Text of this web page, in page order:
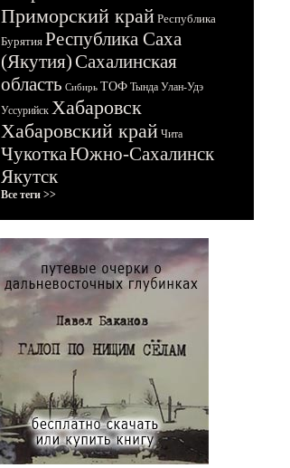
Приморский край Республика
Бурятия Республика Саха
(Якутия)Сахалинская
область Сибирь ТОФ Тында Улан-Удэ
Уссурийск Хабаровск
Хабаровский край Чита
ЧукоткаЮжно-Сахалинск
Якутск
Все теги >>